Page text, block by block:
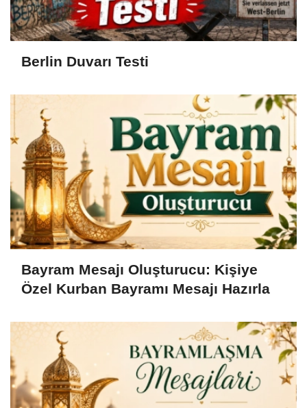
Berlin Duvarı Testi
Bayram Mesajı Oluşturucu: Kişiye
Özel Kurban Bayramı Mesajı Hazırla